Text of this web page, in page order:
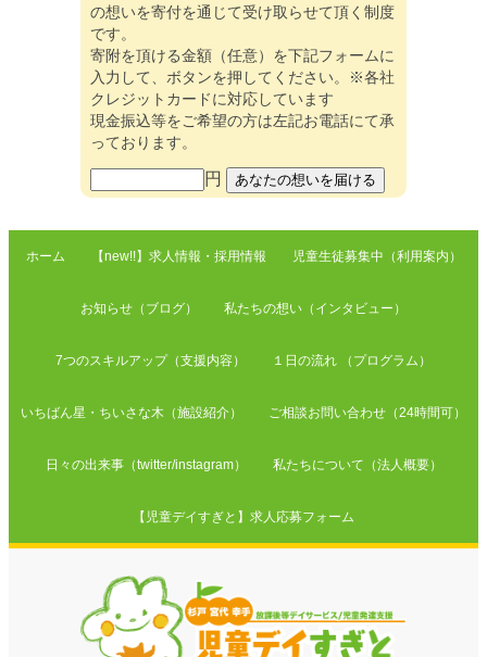
の想いを寄付を通じて受け取らせて頂く制度
です。
寄附を頂ける金額（任意）を下記フォームに
入力して、ボタンを押してください。※各社
クレジットカードに対応しています
現金振込等をご希望の方は左記お電話にて承
っております。
円
ホーム 【new!!】求人情報・採用情報 児童生徒募集中（利用案内）
お知らせ（ブログ） 私たちの想い（インタビュー）
7つのスキルアップ（支援内容） １日の流れ （プログラム）
いちばん星・ちいさな木（施設紹介） ご相談お問い合わせ（24時間可）
日々の出来事（twitter/instagram） 私たちについて（法人概要）
【児童デイすぎと】求人応募フォーム